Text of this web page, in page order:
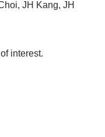
JH Kang, JH
interest.